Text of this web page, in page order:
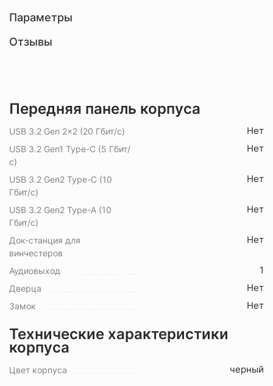
Параметры
Отзывы
Передняя панель корпуса
USB 3.2 Gen 2x2 (20 Гбит/с) Нет
USB 3.2 Gen1 Type-C (5 Гбит/
с)
Нет
USB 3.2 Gen2 Type-C (10
Гбит/с)
Нет
USB 3.2 Gen2 Type-A (10
Гбит/с)
Нет
Док-станция для
винчестеров
Нет
Аудиовыход 1
Дверца Нет
Замок Нет
Технические характеристики
корпуса
Цвет корпуса черный